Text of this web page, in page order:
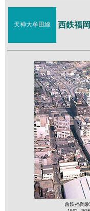
天神大牟田線 西鉄福
西鉄福岡